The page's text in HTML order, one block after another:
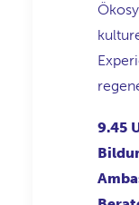
9.45